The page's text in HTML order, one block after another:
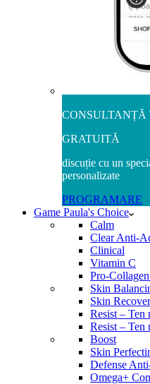
CONSULTANȚĂ
GRATUITĂ
discuție cu un
personalizate
PROGRAMARE
Game Paula's Choice
Calm
Clear Anti-
Clinical
Vitamin C
Pro-
Skin
Skin
Resist – Ten
Resist – Ten
Boost
Skin
Defense
Omega+